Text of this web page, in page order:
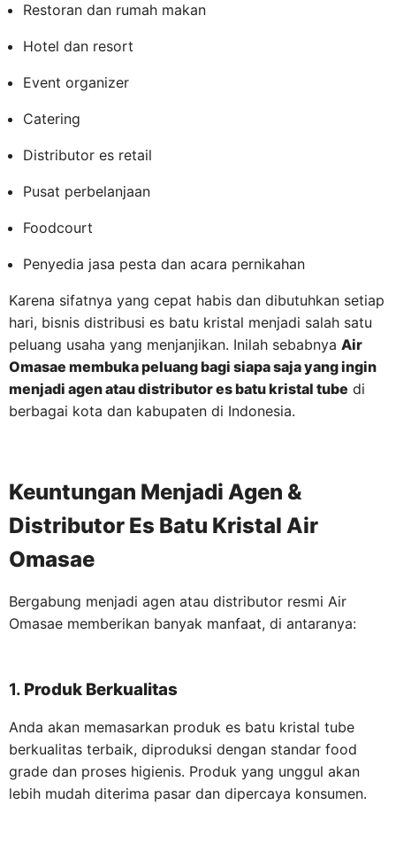
Restoran dan rumah makan
Hotel dan resort
Event organizer
Catering
Distributor es retail
Pusat perbelanjaan
Foodcourt
Penyedia jasa pesta dan acara pernikahan
Karena sifatnya yang cepat habis dan dibutuhkan setiap
hari, bisnis distribusi es batu kristal menjadi salah satu
peluang usaha yang menjanjikan. Inilah sebabnya Air
Omasae membuka peluang bagi siapa saja yang ingin
menjadi agen atau distributor es batu kristal tube di
berbagai kota dan kabupaten di Indonesia.
Keuntungan Menjadi Agen &
Distributor Es Batu Kristal Air
Omasae
Bergabung menjadi agen atau distributor resmi Air
Omasae memberikan banyak manfaat, di antaranya:
1. Produk Berkualitas
Anda akan memasarkan produk es batu kristal tube
berkualitas terbaik, diproduksi dengan standar food
grade dan proses higienis. Produk yang unggul akan
lebih mudah diterima pasar dan dipercaya konsumen.